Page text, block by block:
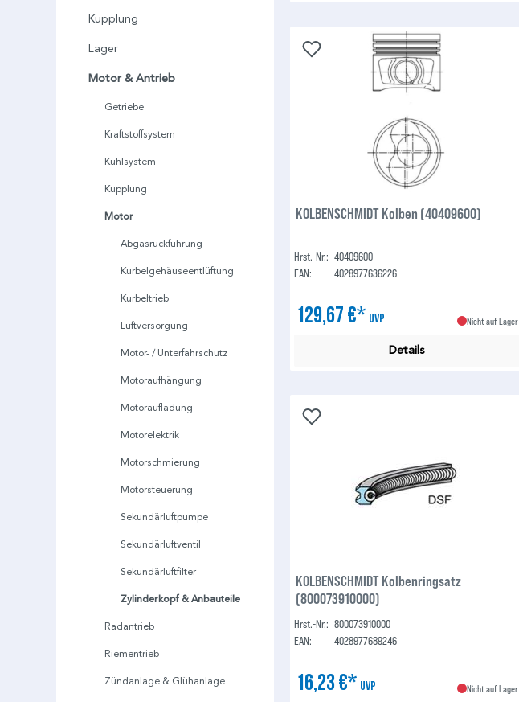
Kupplung
Lager
Motor & Antrieb
Getriebe
Kraftstoffsystem
Kühlsystem
Kupplung
Motor
Abgasrückführung
Kurbelgehäuseentlüftung
Kurbeltrieb
Luftversorgung
Motor- / Unterfahrschutz
Motoraufhängung
Motoraufladung
Motorelektrik
Motorschmierung
Motorsteuerung
Sekundärluftpumpe
Sekundärluftventil
Sekundärluftfilter
Zylinderkopf & Anbauteile
Radantrieb
Riementrieb
Zündanlage & Glühanlage
KOLBENSCHMIDT Kolben (40409600)
Hrst.-Nr.: 40409600
EAN:
4028977636226
129,67 €* UVP Nicht auf Lager
Details
KOLBENSCHMIDT Kolbenringsatz
(800073910000)
Hrst.-Nr.: 800073910000
EAN:
4028977689246
16,23 €* UVP Nicht auf Lager